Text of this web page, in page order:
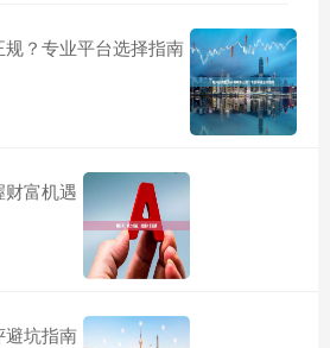
？专业平台选择指南
富机遇
避坑指南